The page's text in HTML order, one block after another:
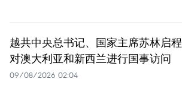
越共中央总书记、国家主席苏林启程
对澳大利亚和新西兰进行国事访问
09/08/2026 02:04